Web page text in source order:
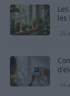
les
25
24